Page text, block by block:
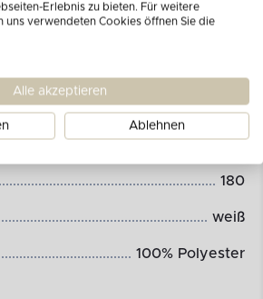
des Produkts:
40
180
weiß
100% Polyester
Erlebnis zu bieten. Für weitere
uns verwendeten Cookies öffnen Sie die
Alle akzeptieren
Ablehnen